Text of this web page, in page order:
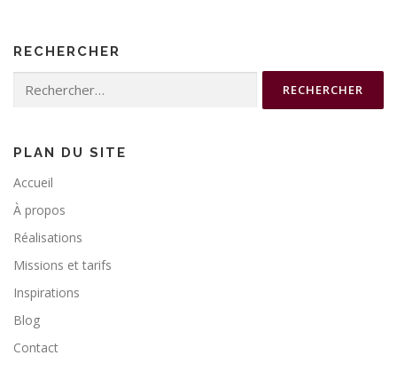
RECHERCHER
PLAN DU SITE
Accueil
À propos
Réalisations
Missions et tarifs
Inspirations
Blog
Contact